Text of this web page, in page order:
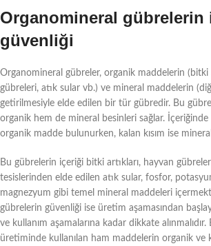
Organomineral gübrelerin
güvenliği
Organomineral gübreler, organik maddelerin (bitki
gübreleri, atık sular vb.) ve mineral maddelerin
getirilmesiyle elde edilen bir tür gübredir. Bu
organik hem de mineral besinleri sağlar. İçeriğinde
organik madde bulunurken, kalan kısım ise
Bu gübrelerin içeriği bitki artıkları, hayvan
tesislerinden elde edilen atık sular, fosfor,
magnezyum gibi temel mineral maddeleri
gübrelerin güvenliği ise üretim aşamasından
ve kullanım aşamalarına kadar dikkate
üretiminde kullanılan ham maddelerin organik ve